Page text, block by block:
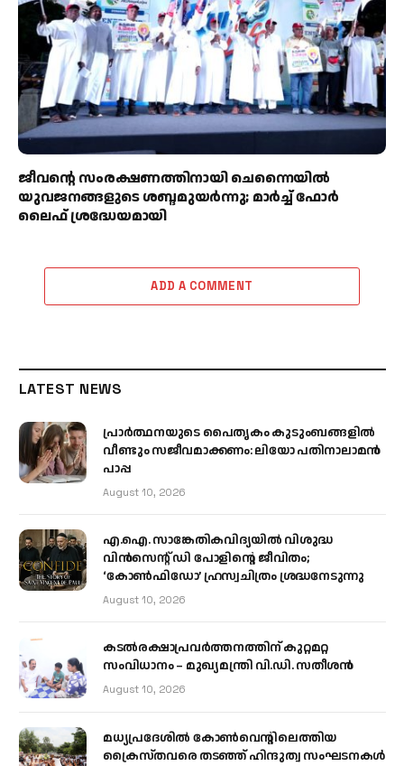
ജീവന്റെ സംരക്ഷണത്തിനായി ചെന്നൈയിൽ
യുവജനങ്ങളുടെ ശബ്ദമുയർന്നു; മാർച്ച് ഫോർ
ലൈഫ് ശ്രദ്ധേയമായി
ADD A COMMENT
LATEST NEWS
പ്രാര്‍ത്ഥനയുടെ പൈതൃകം കുടുംബങ്ങളില്‍
വീണ്ടും സജീവമാക്കണം: ലിയോ പതിനാലാമന്‍
പാപ്പ
August 10, 2026
എ.ഐ. സാങ്കേതികവിദ്യയിൽ വിശുദ്ധ
വിൻസെന്റ് ഡി പോളിന്റെ ജീവിതം;
‘കോൺഫിഡോ’ ഹ്രസ്വചിത്രം ശ്രദ്ധനേടുന്നു
August 10, 2026
കടല്‍രക്ഷാപ്രവര്‍ത്തനത്തിന് കുറ്റമറ്റ
സംവിധാനം – മുഖ്യമന്ത്രി വി.ഡി. സതീശന്‍
August 10, 2026
മധ്യപ്രദേശിൽ കോൺവെന്റിലെത്തിയ
ക്രൈസ്തവരെ തടഞ്ഞ് ഹിന്ദുത്വ സംഘടനകൾ